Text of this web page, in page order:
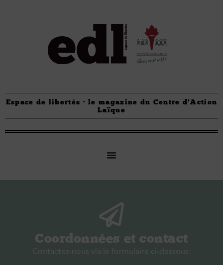
Espace de libertés · le magazine du Centre d'Action
Laïque
Coordonnées et contact
Contactez-nous via le formulaire ci-dessous.